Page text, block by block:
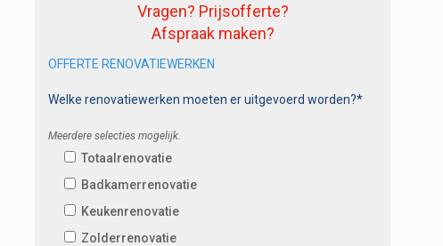
Vragen? Prijsofferte?
Afspraak maken?
OFFERTE RENOVATIEWERKEN
Welke renovatiewerken moeten er uitgevoerd worden?*
Meerdere selecties mogelijk.
Totaalrenovatie
Badkamerrenovatie
Keukenrenovatie
Zolderrenovatie